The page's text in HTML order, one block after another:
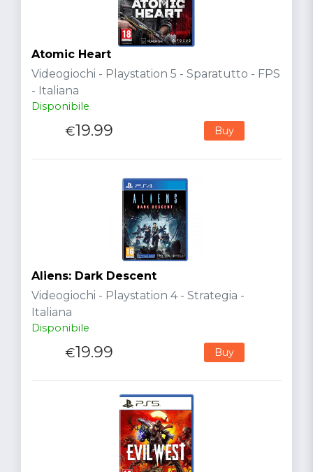
Atomic Heart
Videogiochi - Playstation 5 - Sparatutto - FPS
- Italiana
Disponibile
€19.99 Buy
Aliens: Dark Descent
Videogiochi - Playstation 4 - Strategia -
Italiana
Disponibile
€19.99 Buy